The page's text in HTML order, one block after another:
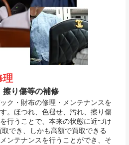
理
擦り傷等の補修
ク・財布の修理・メンテナンスを
。ほつれ、色褪せ、汚れ、擦り傷
行うことで、本来の状態に近づけ
でき、しかも高額で買取できる
ンテナンスを行うことができ、そ